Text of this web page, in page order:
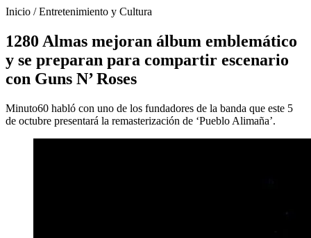
Inicio /Entretenimiento y Cultura
1280 Almas mejoran álbum emblemático
y se preparan para compartir escenario
con Guns N’ Roses
Minuto60 habló con uno de los fundadores de la banda que este 5
de octubre presentará la remasterización de ‘Pueblo Alimaña’.